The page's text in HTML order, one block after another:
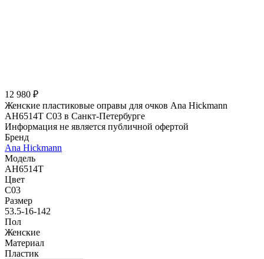
12 980 ₽
Женские пластиковые оправы для очков Ana Hickmann
AH6514T C03 в Санкт-Петербурге
Информация не является публичной офертой
Бренд
Ana Hickmann
Модель
AH6514T
Цвет
C03
Размер
53.5-16-142
Пол
Женские
Материал
Пластик